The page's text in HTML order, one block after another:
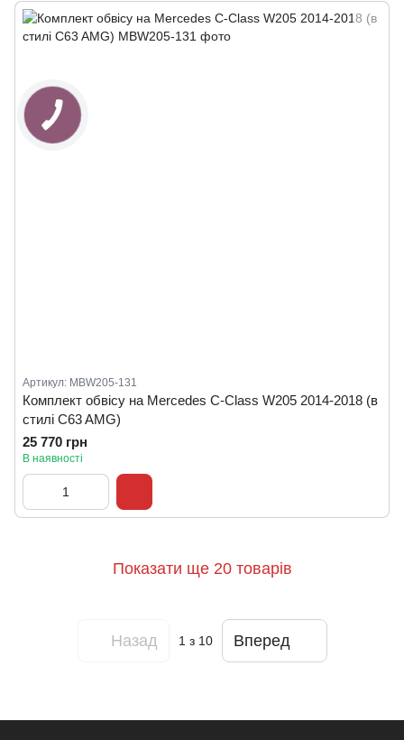
Артикул: MBW205-131
Комплект обвісу на Mercedes C-Class W205 2014-2018 (в
стилі C63 AMG)
25 770 грн
В наявності
Показати ще 20 товарів
Назад 1 з 10 Вперед